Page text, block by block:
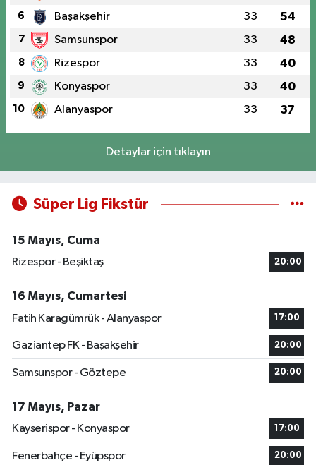
6 Başakşehir 33 54
7 Samsunspor 33 48
8 Rizespor 33 40
9 Konyaspor 33 40
10 Alanyaspor 33 37
Detaylar için tıklayın
Süper Lig Fikstür
15 Mayıs, Cuma
Rizespor - Beşiktaş
20:00
16 Mayıs, Cumartesi
Fatih Karagümrük - Alanyaspor
17:00
Gaziantep FK - Başakşehir 20:00
Samsunspor - Göztepe 20:00
17 Mayıs, Pazar
Kayserispor - Konyaspor
17:00
Fenerbahçe - Eyüpspor 20:00